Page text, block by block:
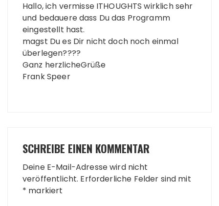
Hallo, ich vermisse ITHOUGHTS wirklich sehr
und bedauere dass Du das Programm
eingestellt hast.
magst Du es Dir nicht doch noch einmal
überlegen????
Ganz herzlicheGrüße
Frank Speer
SCHREIBE EINEN KOMMENTAR
Deine E-Mail-Adresse wird nicht
veröffentlicht. Erforderliche Felder sind mit
* markiert